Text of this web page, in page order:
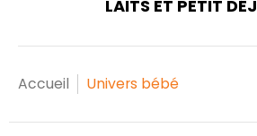
LAITS ET PETIT
Passer au contenu principal
Accueil Univers bébé